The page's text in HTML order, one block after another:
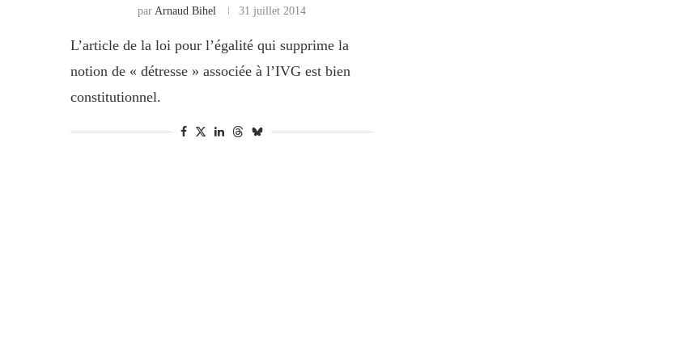
parArnaud Bihel 31 juillet 2014
L’article de la loi pour l’égalité qui supprime la
notion de « détresse » associée à l’IVG est bien
constitutionnel.